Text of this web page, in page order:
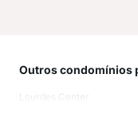
Outros condomínios